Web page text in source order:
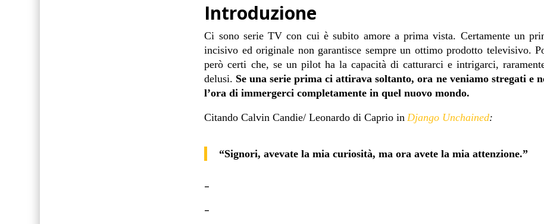
Introduzione
Ci sono serie TV con cui è subito amore a prima vista. Certamente un
incisivo ed originale non garantisce sempre un ottimo prodotto televisivo.
però certi che, se un pilot ha la capacità di catturarci e intrigarci,
delusi. Se una serie prima ci attirava soltanto, ora ne veniamo stregati e
l’ora di immergerci completamente in quel nuovo mondo.
Citando Calvin Candie/ Leonardo di Caprio in Django Unchained:
“Signori, avevate la mia curiosità, ma ora avete la mia attenzione.”
–
–